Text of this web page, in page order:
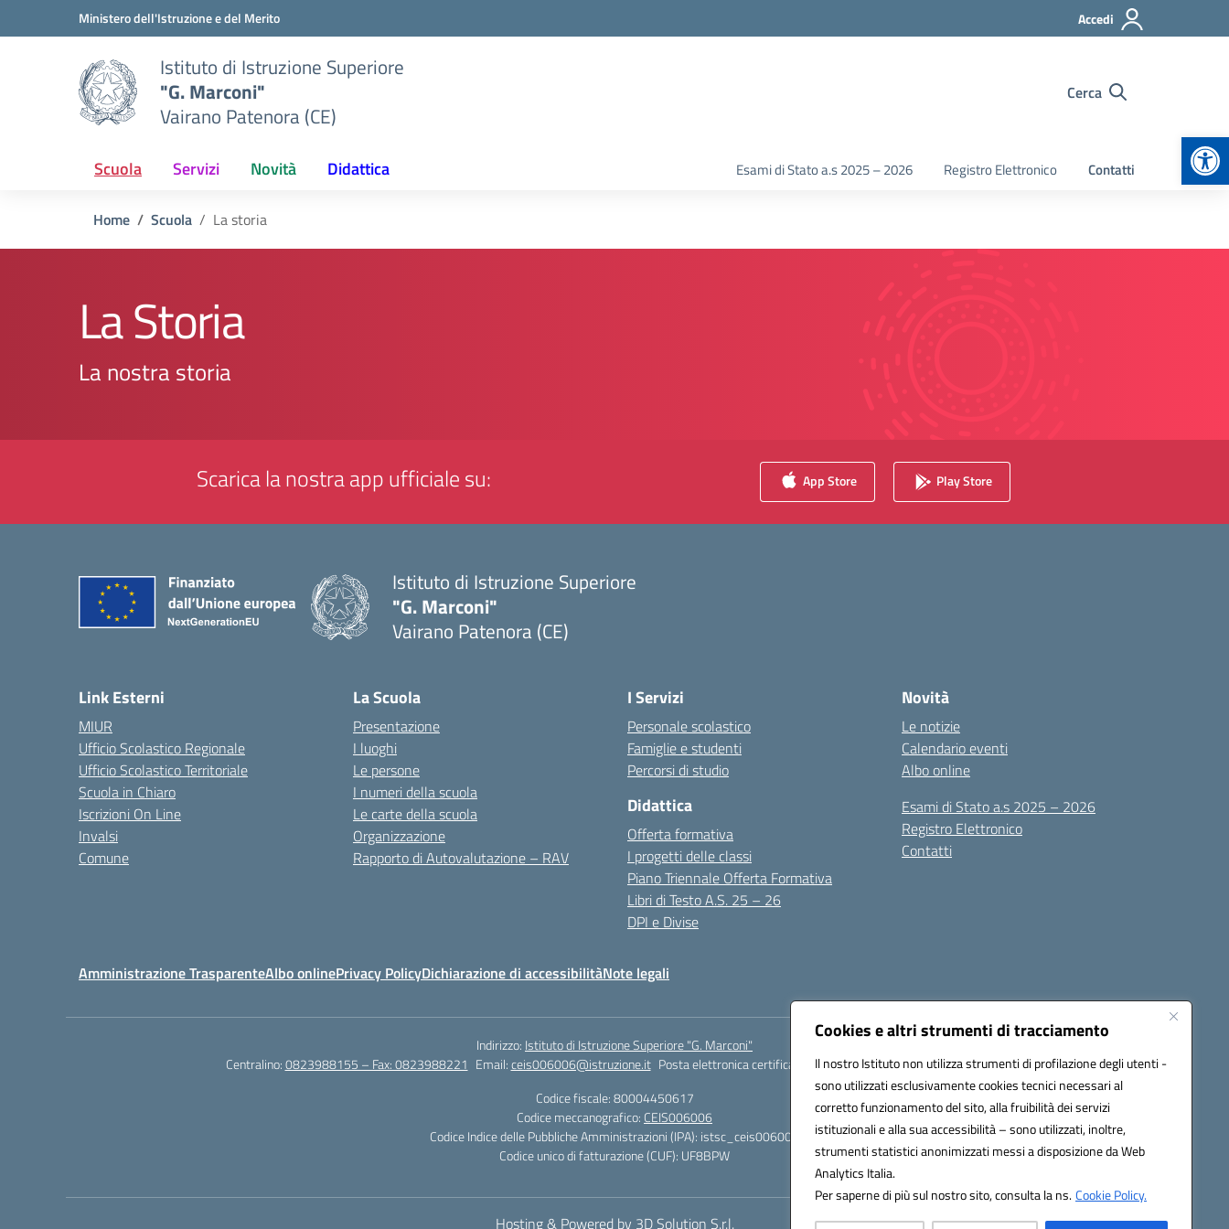
Cookies e altri strumenti di tracciamento
Il nostro Istituto non utilizza strumenti di profilazione degli utenti -
sono utilizzati esclusivamente cookies tecnici necessari al
corretto funzionamento del sito, alla fruibilità dei servizi
istituzionali e alla sua accessibilità – sono utilizzati, inoltre,
strumenti statistici anonimizzati messi a disposizione da Web
Analytics Italia.
Per saperne di più sul nostro sito, consulta la ns.Cookie Policy.
Vai ai contenuti
Vai al menu di navigazioneMinistero dell'Istruzione e del Merito Accedi
Istituto di Istruzione Superiore
"G. Marconi"
Vairano Patenora (CE)
Cerca
Scuola Servizi Novità Didattica Esami di Stato a.s 2025 – 2026 Registro Elettronico Contatti
Home Scuola La storia
La Storia
La nostra storia
Scarica la nostra app ufficiale su: App Store Play Store
Istituto di Istruzione Superiore
"G. Marconi"
Vairano Patenora (CE)
Link Esterni
MIUR
Ufficio Scolastico Regionale
Ufficio Scolastico Territoriale
Scuola in Chiaro
Iscrizioni On Line
Invalsi
Comune
La Scuola
Presentazione
I luoghi
Le persone
I numeri della scuola
Le carte della scuola
Organizzazione
Rapporto di Autovalutazione – RAV
I Servizi
Personale scolastico
Famiglie e studenti
Percorsi di studio
Didattica
Offerta formativa
I progetti delle classi
Piano Triennale Offerta Formativa
Libri di Testo A.S. 25 – 26
DPI e Divise
Novità
Le notizie
Calendario eventi
Albo online
Esami di Stato a.s 2025 – 2026
Registro Elettronico
Contatti
Amministrazione TrasparenteAlbo onlinePrivacy PolicyDichiarazione di accessibilitàNote legali
Indirizzo: Istituto di Istruzione Superiore "G. Marconi"
Centralino:0823988155 – Fax: 0823988221 Email:ceis006006@istruzione.it Posta elettronica certificata (PEC):ceis006006@pec.istruzione.it
Codice fiscale: 80004450617
Codice meccanografico: CEIS006006
Codice Indice delle Pubbliche Amministrazioni (IPA): istsc_ceis006006
Codice unico di fatturazione (CUF): UF8BPW
Hosting & Powered by 3D Solution S.r.l.